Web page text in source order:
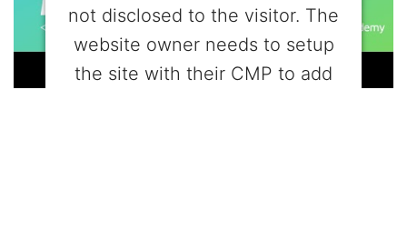
not disclosed to the visitor. The
website owner needs to setup
the site with their CMP to add